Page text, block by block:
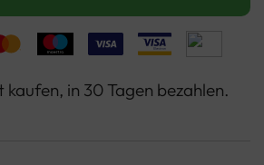
in 30 Tagen bezahlen.